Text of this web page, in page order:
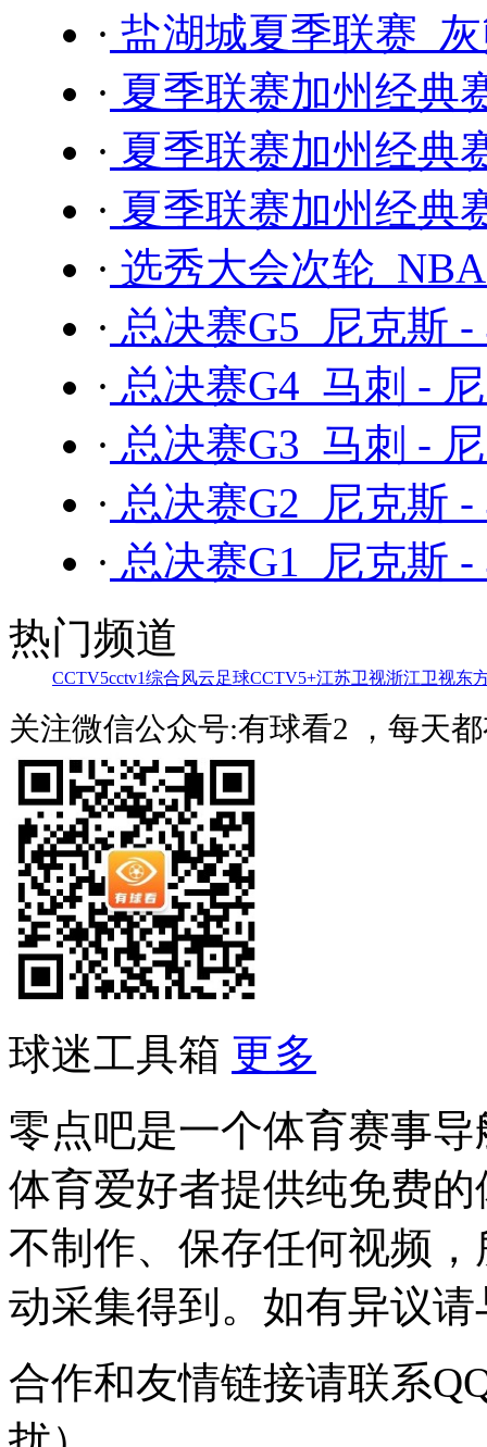
· 盐湖城夏季联赛
· 夏季联赛加州经典
· 夏季联赛加州经典
· 夏季联赛加州经典
· 选秀大会次轮
· 总决赛G5 尼克斯
· 总决赛G4 马刺 -
· 总决赛G3 马刺 -
· 总决赛G2 尼克斯
· 总决赛G1 尼克斯
热门频道
CCTV5cctv1综合风云足球CCTV5+江苏卫视浙江卫视东
关注微信公众号:有球看2 ，每天
球迷工具箱 更多
零点吧是一个体育赛事
体育爱好者提供纯免费
不制作、保存任何视频
动采集得到。如有异议
合作和友情链接请联系